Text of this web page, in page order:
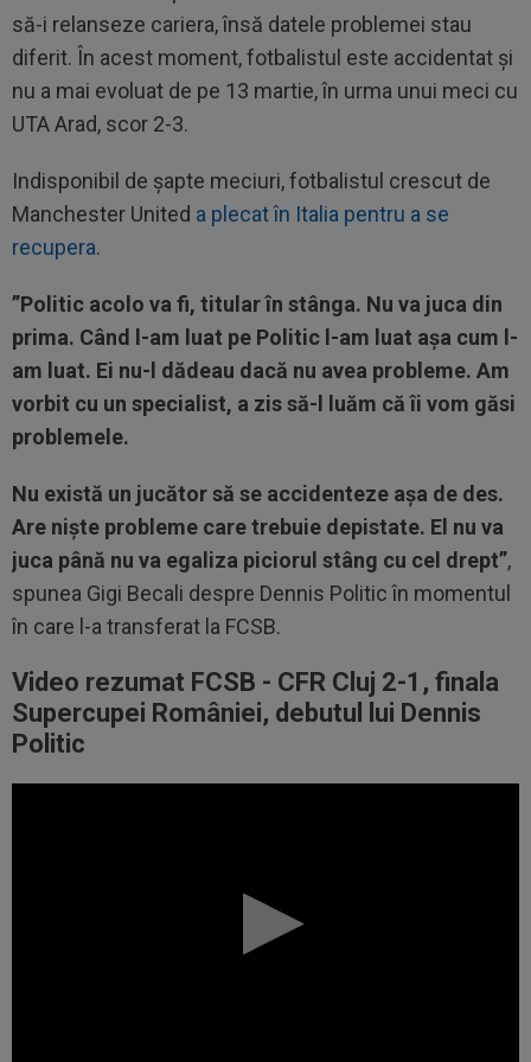
să-i relanseze cariera, însă datele problemei stau
diferit. În acest moment, fotbalistul este accidentat și
nu a mai evoluat de pe 13 martie, în urma unui meci cu
UTA Arad, scor 2-3.
Indisponibil de șapte meciuri, fotbalistul crescut de
Manchester United a plecat în Italia pentru a se
recupera.
”Politic acolo va fi, titular în stânga. Nu va juca din
prima. Când l-am luat pe Politic l-am luat așa cum l-
am luat. Ei nu-l dădeau dacă nu avea probleme. Am
vorbit cu un specialist, a zis să-l luăm că îi vom găsi
problemele.
Nu există un jucător să se accidenteze așa de des.
Are niște probleme care trebuie depistate. El nu va
juca până nu va egaliza piciorul stâng cu cel drept”,
spunea Gigi Becali despre Dennis Politic în momentul
în care l-a transferat la FCSB.
Video rezumat FCSB - CFR Cluj 2-1, finala
Supercupei României, debutul lui Dennis
Politic